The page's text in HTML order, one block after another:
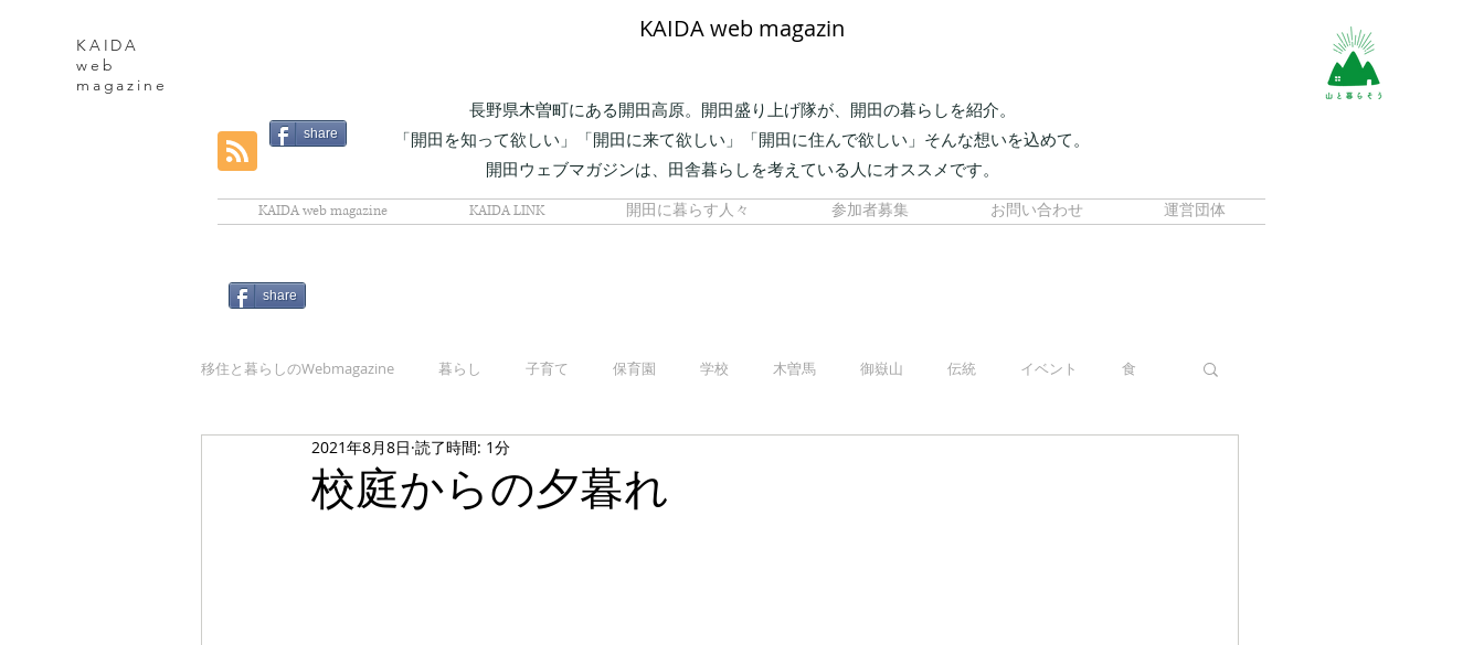
KAIDA
web
magazine
KAIDA web magazin
share
長野県木曽町にある開田高原。開田盛り上げ隊が、開田の暮らしを紹介。
「開田を知って欲しい」「開田に来て欲しい」「開田に住んで欲しい」そんな想いを込めて。
開田ウェブマガジンは、田舎暮らしを考えている人にオススメです。
KAIDA web magazine KAIDA LINK 開田に暮らす人々 参加者募集 お問い合わせ 運営団体
share
移住と暮らしのWebmagazine 暮らし 子育て 保育園 学校 木曽馬 御嶽山 伝統 イベント 食
校庭からの夕暮れ
2021年8月8日 読了時間: 1分